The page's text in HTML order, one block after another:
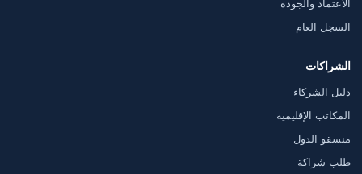
الاعتماد والجودة
السجل العام
الشراكات
دليل الشركاء
المكاتب الإقليمية
منسقو الدول
طلب شراكة